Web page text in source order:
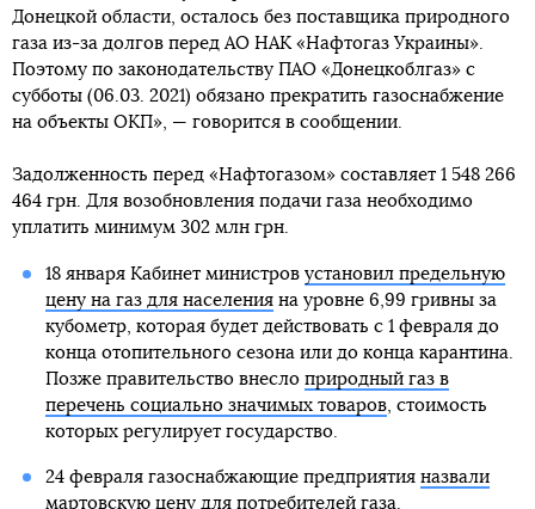
Донецкой области, осталось без поставщика природного
газа из-за долгов перед АО НАК «Нафтогаз Украины».
Поэтому по законодательству ПАО «Донецкоблгаз» с
субботы (06.03. 2021) обязано прекратить газоснабжение
на объекты ОКП», — говорится в сообщении.
Задолженность перед «Нафтогазом» составляет 1 548 266
464 грн. Для возобновления подачи газа необходимо
уплатить минимум 302 млн грн.
18 января Кабинет министров установил предельную
цену на газ для населенияна уровне 6,99 гривны за
кубометр, которая будет действовать с 1 февраля до
конца отопительного сезона или до конца карантина.
Позже правительство внесло природный газ в
перечень социально значимых товаров, стоимость
которых регулирует государство.
24 февраля газоснабжающие предприятия назвали
мартовскую ценудля потребителей газа.